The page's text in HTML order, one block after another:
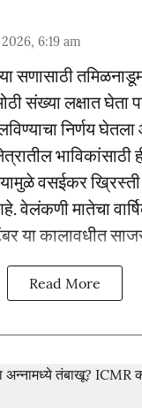
6:19 am
सणासाठी
संख्या लक्षात घेता
निर्णय
भाविकांसाठी
वसईकर
वेलंकणी मातेचा
या कालावधीत
Read More